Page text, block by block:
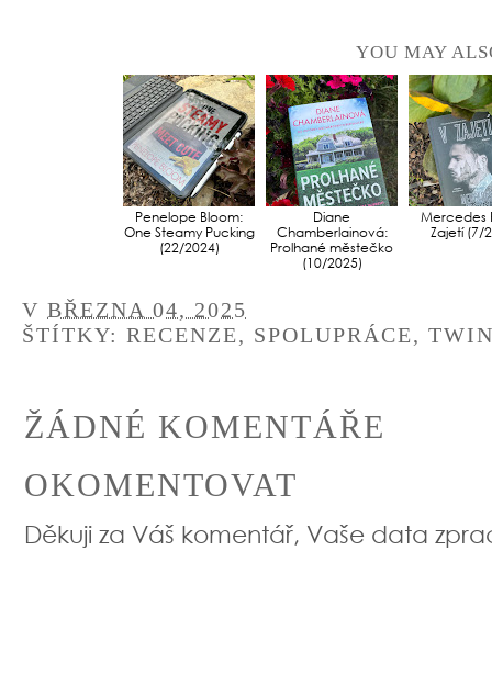
YOU MAY
Penelope Bloom:
One Steamy Pucking
(22/2024)
Diane
Chamberlainová:
Prolhané městečko
(10/2025)
Mercedes
Zajetí (7/
V BŘEZNA 04, 2025
ŠTÍTKY: RECENZE, SPOLUPRÁCE,
ŽÁDNÉ KOMENTÁŘE
OKOMENTOVAT
Děkuji za Váš komentář, Vaše data